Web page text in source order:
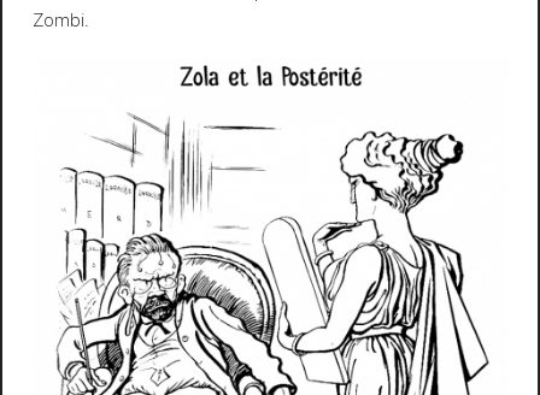
Zombi.